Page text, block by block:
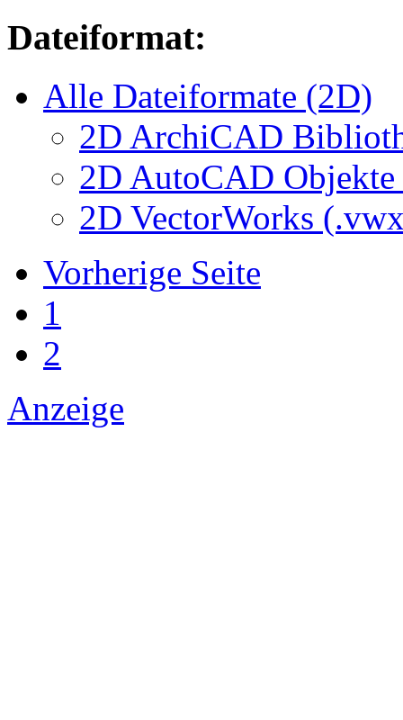
Dateiformat:
Alle Dateiformate (2D)
2D ArchiCAD
2D AutoCAD
2D VectorWorks
Vorherige Seite
1
2
Anzeige